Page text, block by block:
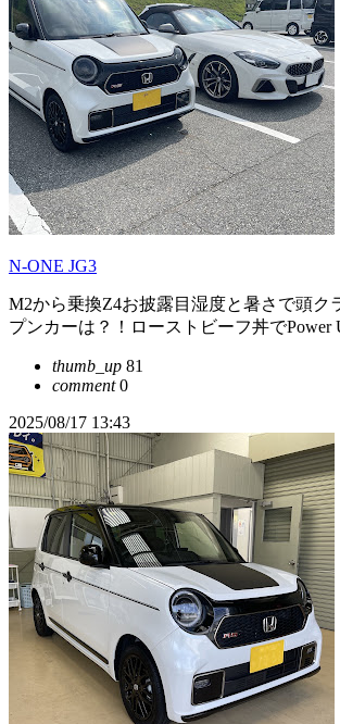
N-ONE JG3
M2から乗換Z4お披露目湿度と暑さで頭ク
プンカーは？！ローストビーフ丼でPower
thumb_up 81
comment0
2025/08/17 13:43